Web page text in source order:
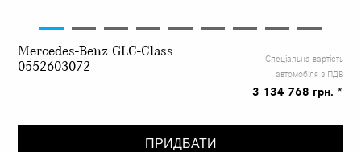
Mercedes-Benz GLC-Class
0552603072
Спеціальна вартість
автомобіля з ПДВ
3 134 768 грн. *
ПРИДБАТИ